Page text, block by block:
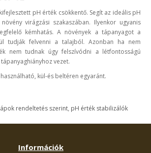
pH érték csökkentő. Segít az ideális pH
virágzási szakaszában. Ilyenkor ugyanis
kémhatás. A növények a tápanyagot a
tudják felvenni a talajból. Azonban ha nem
nem tudnak úgy felszívódni a létfontosságú
vezet.
kül-és beltéren egyaránt.
rendeltetés szerint, pH érték stabilizálók
Információk